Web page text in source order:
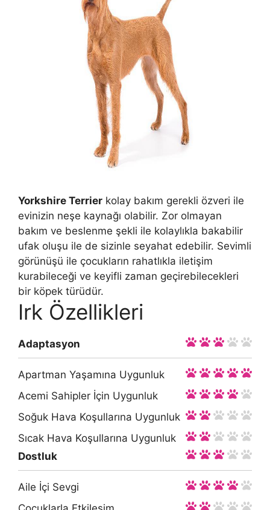
Yorkshire Terrier kolay bakım gerekli özveri ile
evinizin neşe kaynağı olabilir. Zor olmayan
bakım ve beslenme şekli ile kolaylıkla bakabilir
ufak oluşu ile de sizinle seyahat edebilir. Sevimli
görünüşü ile çocukların rahatlıkla iletişim
kurabileceği ve keyifli zaman geçirebilecekleri
bir köpek türüdür.
Irk Özellikleri
Adaptasyon
Apartman Yaşamına Uygunluk
Acemi Sahipler İçin Uygunluk
Soğuk Hava Koşullarına Uygunluk
Sıcak Hava Koşullarına Uygunluk
Dostluk
Aile İçi Sevgi